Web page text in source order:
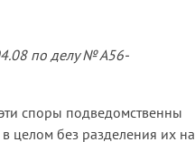
по делу № А56-
споры подведомственны
целом без разделения их на